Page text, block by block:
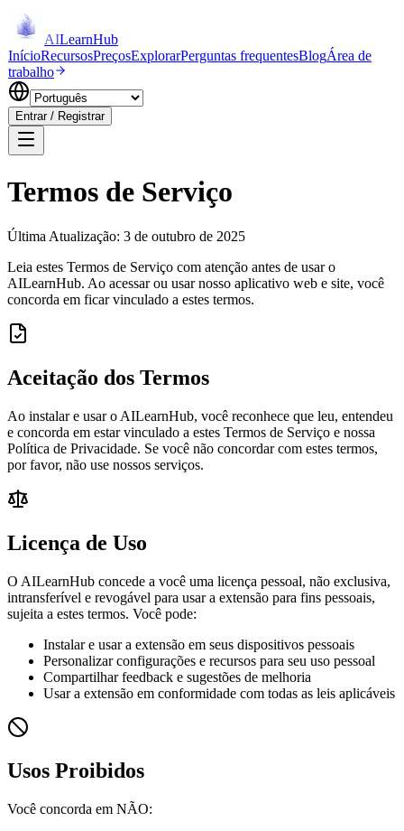
AILearnHub
InícioRecursosPreçosExplorarPerguntas frequentesBlogÁrea de
trabalho
Entrar / Registrar
Termos de Serviço
Última Atualização: 3 de outubro de 2025
Leia estes Termos de Serviço com atenção antes de usar o
AILearnHub. Ao acessar ou usar nosso aplicativo web e site, você
concorda em ficar vinculado a estes termos.
Aceitação dos Termos
Ao instalar e usar o AILearnHub, você reconhece que leu, entendeu
e concorda em estar vinculado a estes Termos de Serviço e nossa
Política de Privacidade. Se você não concordar com estes termos,
por favor, não use nossos serviços.
Licença de Uso
O AILearnHub concede a você uma licença pessoal, não exclusiva,
intransferível e revogável para usar a extensão para fins pessoais,
sujeita a estes termos. Você pode:
Instalar e usar a extensão em seus dispositivos pessoais
Personalizar configurações e recursos para seu uso pessoal
Compartilhar feedback e sugestões de melhoria
Usar a extensão em conformidade com todas as leis aplicáveis
Usos Proibidos
Você concorda em NÃO: